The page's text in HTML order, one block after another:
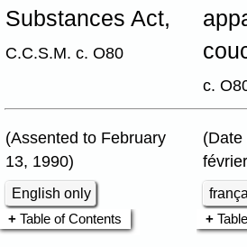
Substances Act,
C.C.S.M. c. O80
c.
(Assented to February
13, 1990)
(Date
English only
Table of Contents